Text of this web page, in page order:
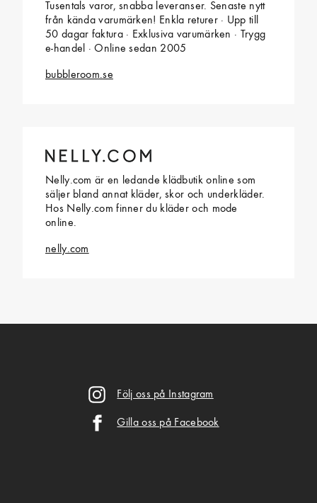
Tusentals varor, snabba leveranser. Senaste nytt
från kända varumärken! Enkla returer · Upp till
50 dagar faktura · Exklusiva varumärken · Trygg
e-handel · Online sedan 2005
bubbleroom.se
Nelly.com är en ledande klädbutik online som
säljer bland annat kläder, skor och underkläder.
Hos Nelly.com finner du kläder och mode
online.
nelly.com
Följ oss på Instagram
Gilla oss på Facebook